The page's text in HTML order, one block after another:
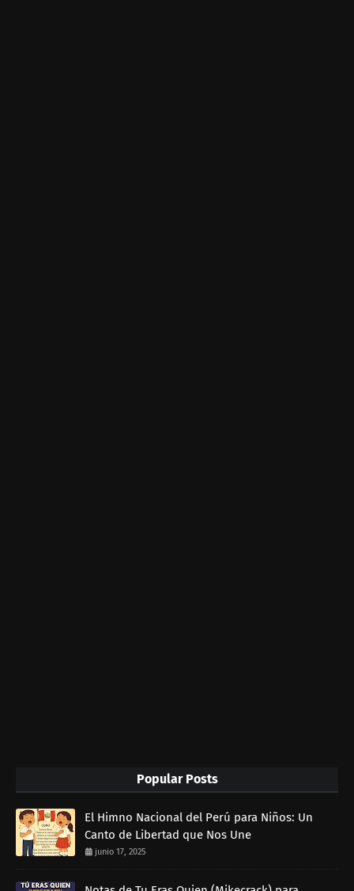
Popular Posts
El Himno Nacional del Perú para Niños: Un
Canto de Libertad que Nos Une
junio 17, 2025